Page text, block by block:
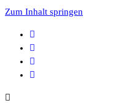
Zum Inhalt springen